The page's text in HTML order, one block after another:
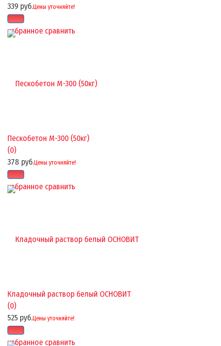
избранное сравнить
339 руб.Цены уточняйте!
избранное сравнить
Пескобетон М-300 (50кг)
(0)
378 руб.Цены уточняйте!
избранное сравнить
Кладочный раствор белый ОСНОВИТ
(0)
525 руб.Цены уточняйте!